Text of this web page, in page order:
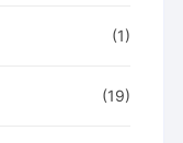
(1)
(19)